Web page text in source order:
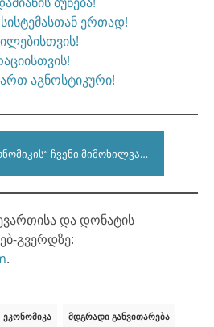
ერთად!
აგნოსტიკური!
ᲩᲕᲔᲜᲘ ᲛᲘᲛᲝᲮᲘᲚᲕᲐ…
და დონატის
გვერდზე:
.
ᲔᲙᲝᲜᲝᲛᲘᲙᲐ ᲛᲓᲒᲠᲐᲓᲘ ᲒᲐᲜᲕᲘᲗᲐᲠᲔᲑᲐ